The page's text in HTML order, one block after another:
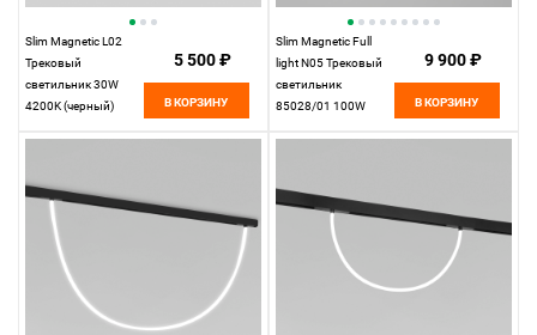
Slim Magnetic L02
Трековый
светильник 30W
4200K (черный)
5 500 ₽
В КОРЗИНУ
Slim Magnetic Full
light N05 Трековый
светильник
85028/01 100W
9 900 ₽
В КОРЗИНУ